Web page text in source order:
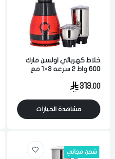
خلاط كهربائي اولسن مارك
600 واط 2 سرعه 3×1 مع
313.00
مشاهدة الخيارات
شحن مجاني